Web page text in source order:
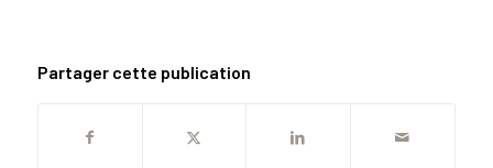
Partager cette publication